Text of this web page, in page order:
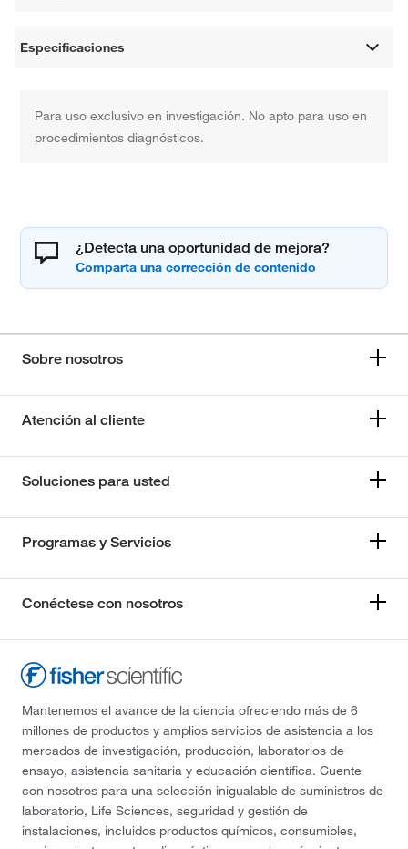
Especificaciones
Para uso exclusivo en investigación. No apto para uso en
procedimientos diagnósticos.
¿Detecta una oportunidad de mejora?
Sobre nosotros
Atención al cliente
Soluciones para usted
Programas y Servicios
Conéctese con nosotros
Mantenemos el avance de la ciencia ofreciendo más de 6
millones de productos y amplios servicios de asistencia a los
mercados de investigación, producción, laboratorios de
ensayo, asistencia sanitaria y educación científica. Cuente
con nosotros para una selección inigualable de suministros de
laboratorio, Life Sciences, seguridad y gestión de
instalaciones, incluidos productos químicos, consumibles,